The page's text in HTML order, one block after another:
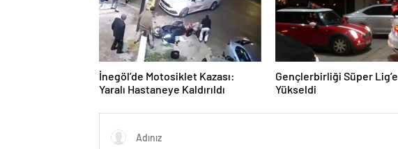
İnegöl’de Motosiklet Kazası:
Yaralı Hastaneye Kaldırıldı
Gençlerbirliği Süper Lig’e
Yükseldi